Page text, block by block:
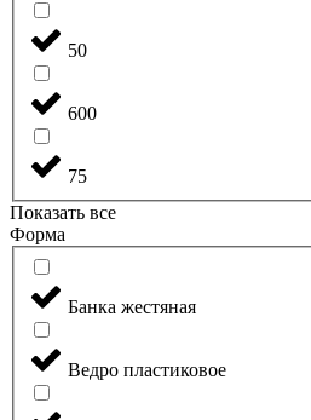
50
600
75
Показать все
Форма
Банка жестяная
Ведро пластиковое